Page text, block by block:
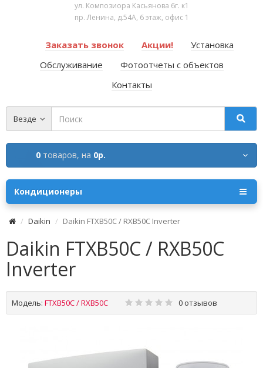
ул. Композиора Касьянова 6г. к1
пр. Ленина, д.54А, 6 этаж, офис 1
Заказать звонок Акции!
Установка
Обслуживание
Фотоотчеты с объектов
Контакты
Везде
0 товаров, на 0р.
Кондиционеры
Daikin Daikin FTXB50C / RXB50C Inverter
Daikin FTXB50C / RXB50C
Inverter
Модель: FTXB50C / RXB50C 0 отзывов